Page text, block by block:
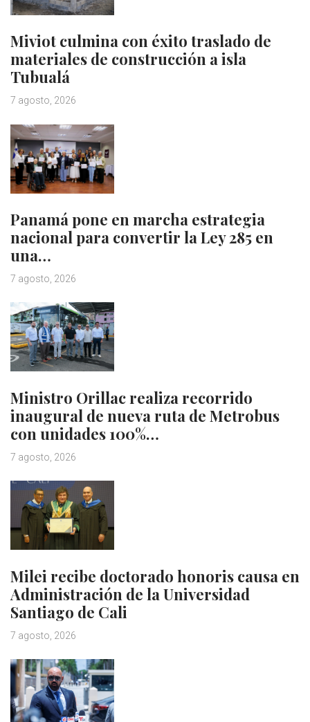
Miviot culmina con éxito traslado de
materiales de construcción a isla
Tubualá
7 agosto, 2026
Panamá pone en marcha estrategia
nacional para convertir la Ley 285 en
una…
7 agosto, 2026
Ministro Orillac realiza recorrido
inaugural de nueva ruta de Metrobus
con unidades 100%…
7 agosto, 2026
Milei recibe doctorado honoris causa en
Administración de la Universidad
Santiago de Cali
7 agosto, 2026